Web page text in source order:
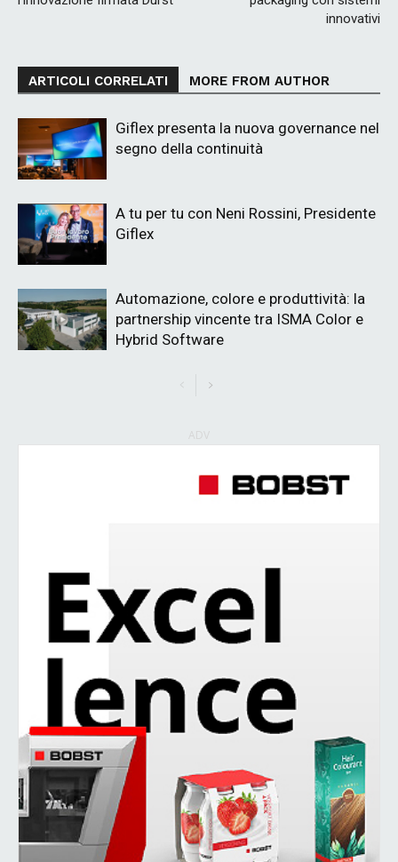
innovativi
ARTICOLI CORRELATI MORE FROM AUTHOR
Giflex presenta la nuova governance nel
segno della continuità
A tu per tu con Neni Rossini, Presidente
Giflex
Automazione, colore e produttività: la
partnership vincente tra ISMA Color e
Hybrid Software